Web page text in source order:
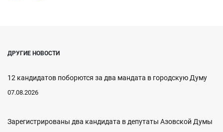
ДРУГИЕ НОВОСТИ
12 кандидатов поборются за два мандата в городскую Думу
07.08.2026
Зарегистрированы два кандидата в депутаты Азовской Думы